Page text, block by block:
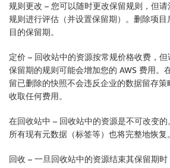
规则更改 – 您可以随时更改保留规则，但
规则进行评估（并设置保留期）。删除项
目的保留期。
定价 – 回收站中的资源按常规价格收费，
保留期的规则可能会增加您的 AWS 费用。
留已删除的快照不会违反企业的数据留存
收取任何费用。
在回收站中 – 回收站中的资源是不可改变
所有现有元数据（标签等）也将完整地恢复。
回收 – 一旦回收站中的资源结束其保留期